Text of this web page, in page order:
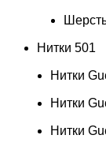
Нитки 501
Нитки
Нитки
Нитки